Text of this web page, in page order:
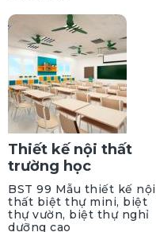
Thiết kế nội thất
trường học
BST 99 Mẫu thiết kế nội
thất biệt thự mini, biệt
thự vườn, biệt thự nghỉ
dưỡng cao